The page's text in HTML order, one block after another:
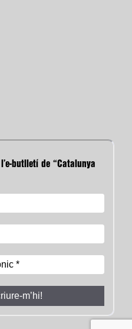
butlletí de “Catalunya